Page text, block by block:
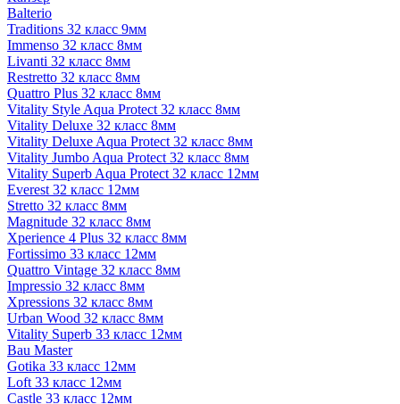
Balterio
Traditions 32 класс 9мм
Immenso 32 класс 8мм
Livanti 32 класс 8мм
Restretto 32 класс 8мм
Quattro Plus 32 класс 8мм
Vitality Style Aqua Protect 32 класс 8мм
Vitality Deluxe 32 класс 8мм
Vitality Deluxe Aqua Protect 32 класс 8мм
Vitality Jumbo Aqua Protect 32 класс 8мм
Vitality Superb Aqua Protect 32 класс 12мм
Everest 32 класс 12мм
Stretto 32 класс 8мм
Magnitude 32 класс 8мм
Xperience 4 Plus 32 класс 8мм
Fortissimo 33 класс 12мм
Quattro Vintage 32 класс 8мм
Impressio 32 класс 8мм
Xpressions 32 класс 8мм
Urban Wood 32 класс 8мм
Vitality Superb 33 класс 12мм
Bau Master
Gotika 33 класс 12мм
Loft 33 класс 12мм
Castle 33 класс 12мм